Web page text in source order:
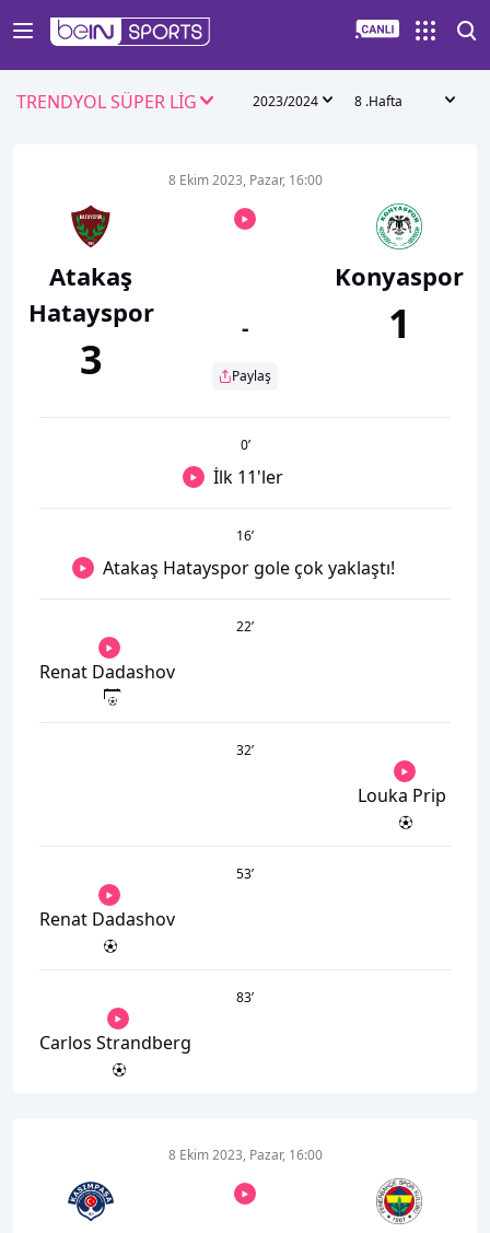
TRENDYOL SÜPER LİG 2023/2024 8 .Hafta
Atakaş
Hatayspor
3
8 Ekim 2023, Pazar, 16:00
-
Paylaş
Konyaspor
1
0’
İlk 11'ler
16’
Atakaş Hatayspor gole çok yaklaştı!
22’
Renat Dadashov
32’
Louka Prip
53’
Renat Dadashov
83’
Carlos Strandberg
8 Ekim 2023, Pazar, 16:00